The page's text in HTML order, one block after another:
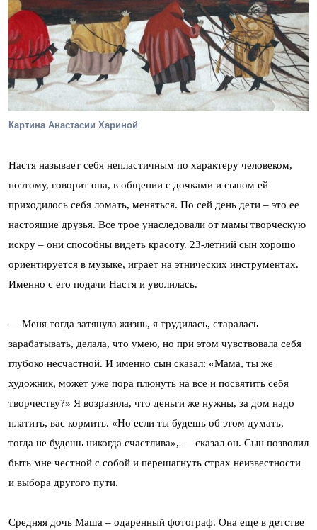
Картина Анастасии Хариной
Настя называет себя непластичным по характеру человеком,
поэтому, говорит она, в общении с дочками и сыном ей
приходилось себя ломать, меняться. По сей день дети – это ее
настоящие друзья. Все трое унаследовали от мамы творческую
искру – они способны видеть красоту. 23-летний сын хорошо
ориентируется в музыке, играет на этнических инструментах.
Именно с его подачи Настя и уволилась.
— Меня тогда затянула жизнь, я трудилась, старалась
зарабатывать, делала, что умею, но при этом чувствовала себя
глубоко несчастной. И именно сын сказал: «Мама, ты же
художник, может уже пора плюнуть на все и посвятить себя
творчеству?» Я возразила, что деньги же нужны, за дом надо
платить, вас кормить. «Но если ты будешь об этом думать,
тогда не будешь никогда счастлива», — сказал он. Сын позволил
быть мне честной с собой и перешагнуть страх неизвестности
и выбора другого пути.
Средняя дочь Маша – одаренный фотограф. Она еще в детстве